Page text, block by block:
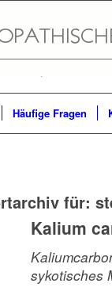
Häufige Fragen
für:
Kalium
sykotisches